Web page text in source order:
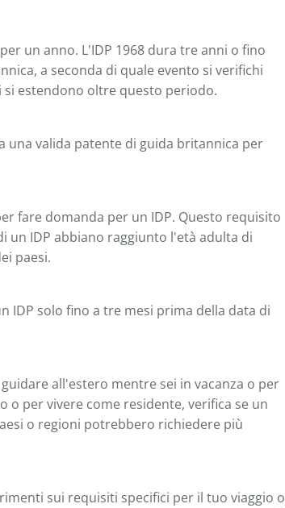
un anno. L'IDP 1968 dura tre anni o fino
a seconda di quale evento si verifichi
estendono oltre questo periodo.
una valida patente di guida britannica per
fare domanda per un IDP. Questo requisito
un IDP abbiano raggiunto l'età adulta di
paesi.
IDP solo fino a tre mesi prima della data di
all'estero mentre sei in vacanza o per
o per vivere come residente, verifica se un
o regioni potrebbero richiedere più
sui requisiti specifici per il tuo viaggio o